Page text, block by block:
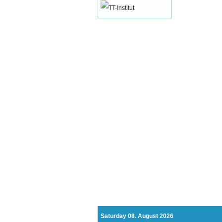
Saturday 08. August 2026